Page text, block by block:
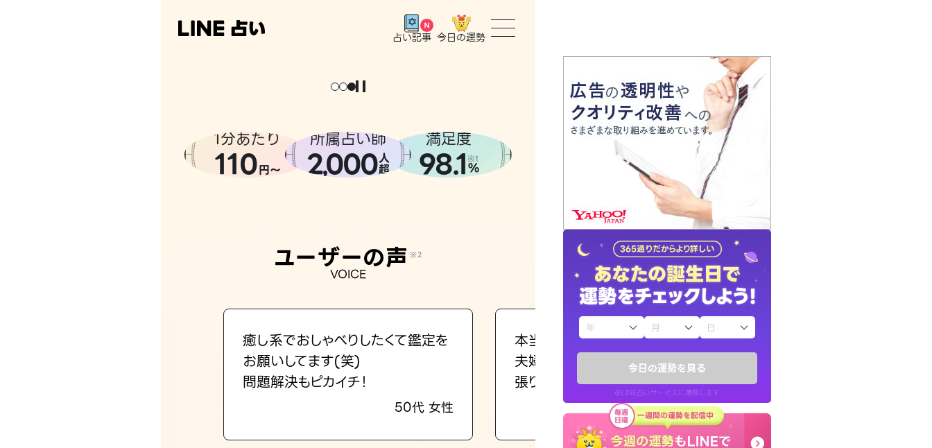
今日の運勢を見る
※LINE占いサービスに遷移します
占い記事 今日の運勢
トップ
ユーザーの声
占いの流れ
おすすめの占い師
よくある質問
えもじの子（占）12星座占い
お知らせ
。
1分あたり
110円〜
所属占い師
2,000人
超
満足度
98.1 ※1
%
ユーザーの声 ※2
VOICE
癒し系でおしゃべりしたくて鑑定を
お願いしてます(笑)
問題解決もピカイチ！
50代 女性
本当に相談してよかったです。今は
夫婦で乗り越える時期ですね。頑
張ります！
30代 女性